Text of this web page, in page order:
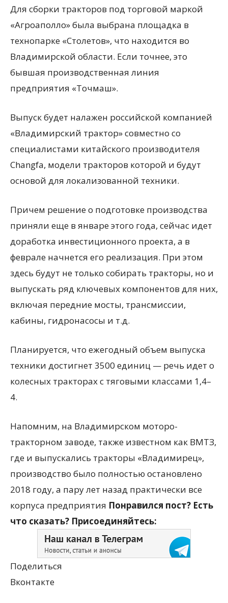
Для сборки тракторов под торговой маркой
«Агроаполло» была выбрана площадка в
технопарке «Столетов», что находится во
Владимирской области. Если точнее, это
бывшая производственная линия
предприятия «Точмаш».
Выпуск будет налажен российской компанией
«Владимирский трактор» совместно со
специалистами китайского производителя
Changfa, модели тракторов которой и будут
основой для локализованной техники.
Причем решение о подготовке производства
приняли еще в январе этого года, сейчас идет
доработка инвестиционного проекта, а в
феврале начнется его реализация. При этом
здесь будут не только собирать тракторы, но и
выпускать ряд ключевых компонентов для них,
включая передние мосты, трансмиссии,
кабины, гидронасосы и т.д.
Планируется, что ежегодный объем выпуска
техники достигнет 3500 единиц — речь идет о
колесных тракторах с тяговыми классами 1,4–
4.
Напомним, на Владимирском моторо-
тракторном заводе, также известном как ВМТЗ,
где и выпускались тракторы «Владимирец»,
производство было полностью остановлено
2018 году, а пару лет назад практически все
корпуса предприятия Понравился пост? Есть
что сказать? Присоединяйтесь:
Поделиться
Вконтакте